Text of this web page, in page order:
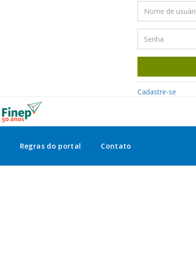
Cadastre-se
Regras do portal Contato